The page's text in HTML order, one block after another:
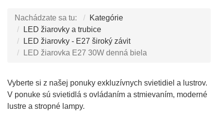
Nachádzate sa tu:
Kategórie
LED žiarovky a trubice
LED žiarovky - E27 široký závit
LED žiarovka E27 30W denná biela
Vyberte si z našej ponuky exkluzívnych svietidiel a lustrov.
V ponuke sú svietidlá s ovládaním a stmievaním, moderné
lustre a stropné lampy.